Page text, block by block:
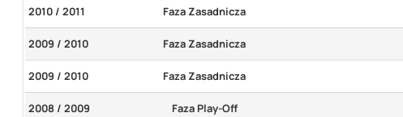
2010 / 2011 Faza Zasadnicza
2009 / 2010 Faza Zasadnicza
2009 / 2010 Faza Zasadnicza
2008 / 2009 Faza Play-Off